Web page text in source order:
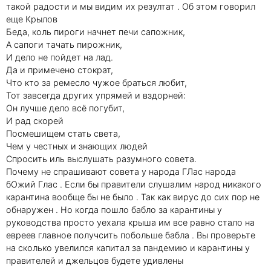
такой радости и мы видим их резултат . Об этом говорил
еще Крылов
Беда, коль пироги начнет печи сапожник,
А сапоги тачать пирожник,
И дело не пойдет на лад.
Да и примечено стократ,
Что кто за ремесло чужое браться любит,
Тот завсегда других упрямей и вздорней:
Он лучше дело всё погубит,
И рад скорей
Посмешищем стать света,
Чем у честных и знающих людей
Спросить иль выслушать разумного совета.
Почему не спрашивают совета у народа ГЛас народа
бОжий Глас . Если бы правители слушалим народ никакого
карантина вообще бы не было . Так как вирус до сих пор не
обнаружен . Но когда пошло бабло за карантины у
руководства просто уехала крыша им все равно стало на
евреев главное получсить побольше бабла . Вы проверьте
на сколько увелился капитал за пандемию и карантины у
правителей и джельцов будете удивлены